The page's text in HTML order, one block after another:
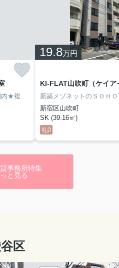
ド大森西↑↑詳細・お問い
件名をクリック
の最新投稿はこちらか
ンセットアップオフィ
介◢駅近★京浜急行本線
」駅徒歩２分！設備充実の
らせ
営業に関しまして、下記
ールデンウィーク休業期
年5月6日(火)休日期間中
わせにつきましては2025
たします。皆様にはご迷惑
靖国通り沿い☆新宿駅も徒歩圏内★複数路線使え交通アクセス良好！☆事務所利用の他飲食・ジム等除く店舗のご相談も可能★SECOM完備で防犯面も安心☆
19.8万円
新宿区山吹町
SK (39.16㎡)
礼0
事務所特集
と見る
区